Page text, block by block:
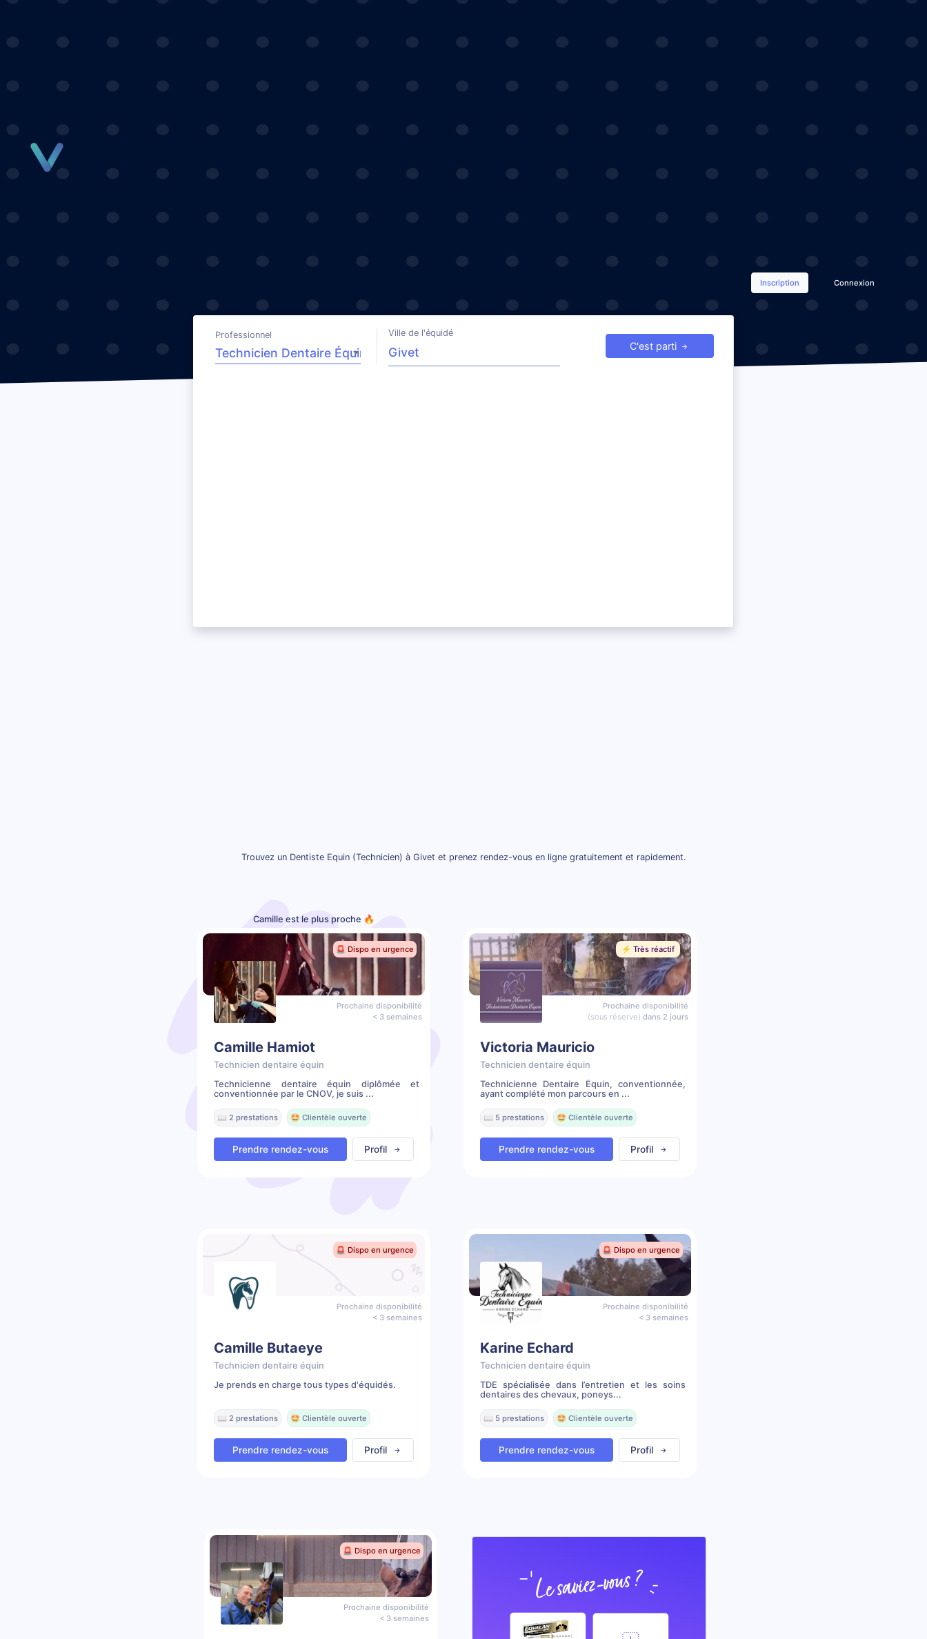
Inscription Connexion
Professionnel Ville de l'équidé
C'est parti
Trouvez un Dentiste Equin (Technicien) à Givet et prenez rendez-vous en ligne gratuitement et rapidement.
Camille est le plus proche 🔥
🚨 Dispo en urgence
Prochaine disponibilité
< 3 semaines
Camille Hamiot
Technicien dentaire équin
Technicienne dentaire équin diplômée et
conventionnée par le CNOV, je suis ...
📖 2 prestations 🤩 Clientèle ouverte
Prendre rendez-vous Profil
⚡️ Très réactif
Prochaine disponibilité
(sous réserve) dans 2 jours
Victoria Mauricio
Technicien dentaire équin
Technicienne Dentaire Équin, conventionnée,
ayant complété mon parcours en ...
📖 5 prestations 🤩 Clientèle ouverte
Prendre rendez-vous Profil
🚨 Dispo en urgence
Prochaine disponibilité
< 3 semaines
Camille Butaeye
Technicien dentaire équin
Je prends en charge tous types d'équidés.
📖 2 prestations 🤩 Clientèle ouverte
Prendre rendez-vous Profil
🚨 Dispo en urgence
Prochaine disponibilité
< 3 semaines
Karine Echard
Technicien dentaire équin
TDE spécialisée dans l’entretien et les soins
dentaires des chevaux, poneys...
📖 5 prestations 🤩 Clientèle ouverte
Prendre rendez-vous Profil
🚨 Dispo en urgence
Prochaine disponibilité
< 3 semaines